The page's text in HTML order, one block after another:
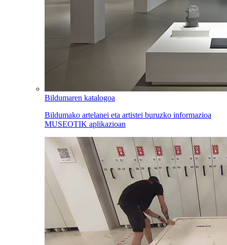
Bildumaren katalogoa
Bildumako artelanei eta artistei buruzko informazioa
MUSEOTIK aplikazioan